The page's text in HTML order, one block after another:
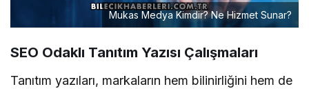
Mukas Medya Kimdir? Ne Hizmet Sunar?
SEO Odaklı Tanıtım Yazısı Çalışmaları
Tanıtım yazıları, markaların hem bilinirliğini hem de